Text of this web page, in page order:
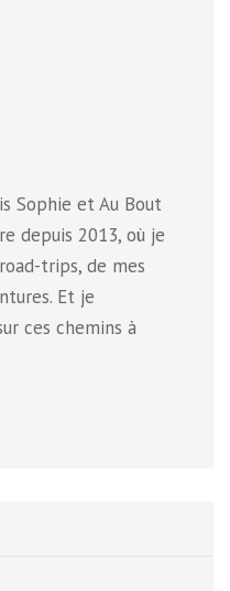
Sophie et Au Bout
depuis 2013, où je
trips, de mes
Et je
ces chemins à